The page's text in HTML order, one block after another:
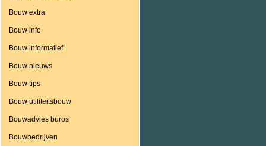
Bouw extra
Bouw info
Bouw informatief
Bouw nieuws
Bouw tips
Bouw utiliteitsbouw
Bouwadvies buros
Bouwbedrijven